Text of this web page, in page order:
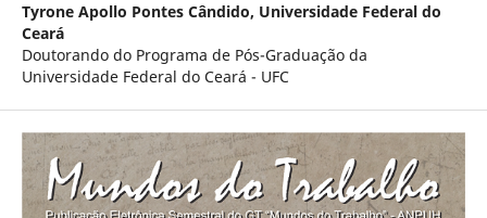
Tyrone Apollo Pontes Cândido, Universidade Federal do
Ceará
Doutorando do Programa de Pós-Graduação da
Universidade Federal do Ceará - UFC